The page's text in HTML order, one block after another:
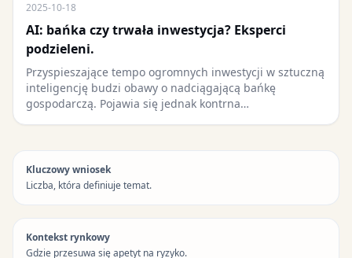
2025-10-18
AI: bańka czy trwała inwestycja? Eksperci
podzieleni.
Przyspieszające tempo ogromnych inwestycji w sztuczną
inteligencję budzi obawy o nadciągającą bańkę
gospodarczą. Pojawia się jednak kontrna…
Kluczowy wniosek
Liczba, która definiuje temat.
Kontekst rynkowy
Gdzie przesuwa się apetyt na ryzyko.